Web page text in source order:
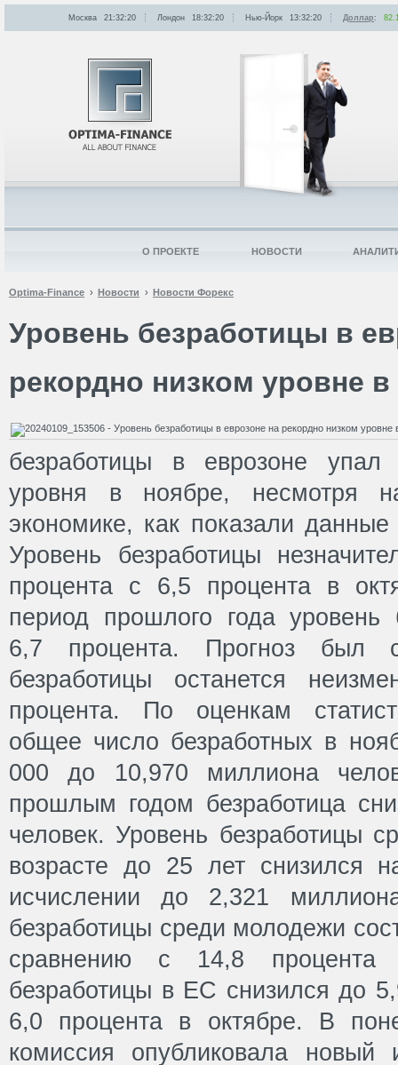
Optima-Finance Новости Новости Форекс
Уровень безработицы в
рекордно низком уровне
безработицы в еврозоне упал
уровня в ноябре, несмотря
экономике, как показали данные
Уровень безработицы
процента с 6,5 процента в
период прошлого года уровень
6,7 процента. Прогноз был
безработицы останется
процента. По оценкам
общее число безработных в
000 до 10,970 миллиона
прошлым годом безработица
человек. Уровень безработицы
возрасте до 25 лет снизился
исчислении до 2,321
безработицы среди молодежи
сравнению с 14,8 процента
безработицы в ЕС снизился до
6,0 процента в октябре. В
комиссия опубликовала новый
Москва 21:32:20 Лондон 18:32:20 Нью-Йорк 13:32:20 Доллар:
О ПРОЕКТЕ НОВОСТИ